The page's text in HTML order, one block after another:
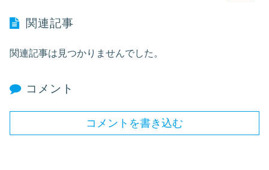
関連記事
関連記事は見つかりませんでした。
コメント
コメントを書き込む